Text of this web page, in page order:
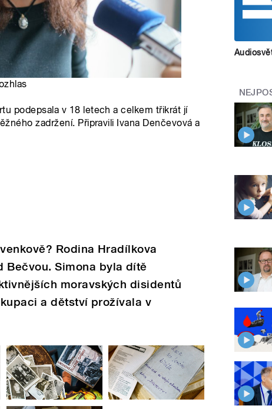
podepsala v 18 letech a celkem třikrát jí
zadržení. Připravili Ivana Denčevová a
Rodina Hradílkova
Bečvou. Simona byla dítě
moravských disidentů
a dětství prožívala v